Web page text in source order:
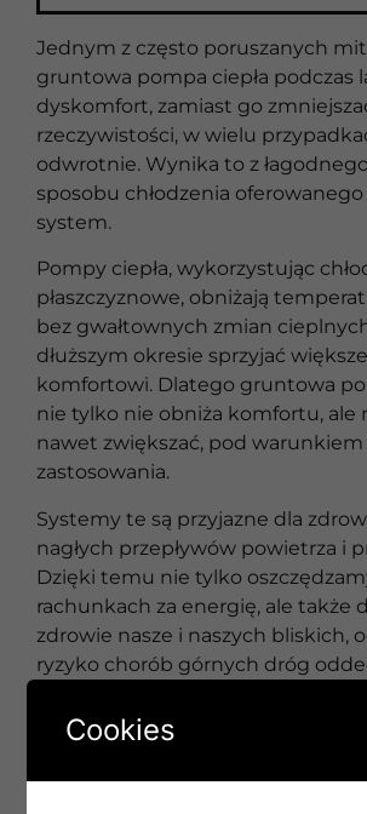
Jednym z często poruszanych
gruntowa pompa ciepła podczas
dyskomfort, zamiast go
rzeczywistości, w wielu
odwrotnie. Wynika to z
sposobu chłodzenia
system.
Pompy ciepła, wykorzystując
płaszczyznowe, obniżają
bez gwałtownych zmian
dłuższym okresie sprzyjać
komfortowi. Dlatego gruntowa
nie tylko nie obniża komfortu, ale
nawet zwiększać, pod warunkiem
zastosowania.
Systemy te są przyjazne dla
nagłych przepływów powietrza i
Dzięki temu nie tylko
rachunkach za energię, ale także
zdrowie nasze i naszych bliskich,
ryzyko chorób górnych dróg
gruntowa pompa ciepła jest nie
Cookies